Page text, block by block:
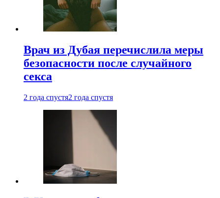
Врач из Дубая перечислила меры
безопасности после случайного
секса
2 года спустя2 года спустя